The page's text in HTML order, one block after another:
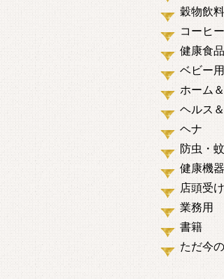
穀物飲
コーヒ
健康食品
ベビー
ホーム
ヘルス
ヘナ
防虫・
健康機器
店頭受
業務用
書籍
ただ今